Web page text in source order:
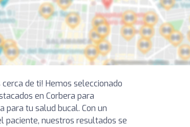
de ti! Hemos seleccionado
en Corbera para
para tu salud bucal. Con un
paciente, nuestros resultados se